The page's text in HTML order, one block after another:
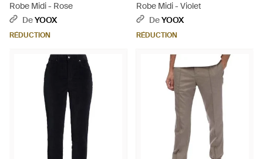
Robe Midi - Rose
DeYOOX
RÉDUCTION
Robe Midi - Violet
DeYOOX
RÉDUCTION